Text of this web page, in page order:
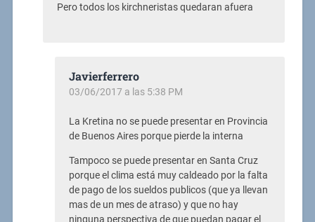
Pero todos los kirchneristas quedaran afuera
Javierferrero
03/06/2017 a las 5:38 PM
La Kretina no se puede presentar en Provincia
de Buenos Aires porque pierde la interna
Tampoco se puede presentar en Santa Cruz
porque el clima está muy caldeado por la falta
de pago de los sueldos publicos (que ya llevan
mas de un mes de atraso) y que no hay